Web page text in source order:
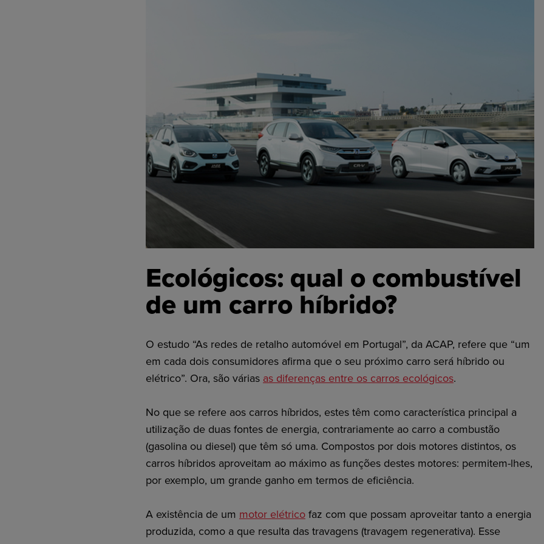
Ecológicos: qual o combustível
de um carro híbrido?
O estudo “As redes de retalho automóvel em Portugal”, da ACAP, refere que “um
em cada dois consumidores afirma que o seu próximo carro será híbrido ou
elétrico”. Ora, são várias as diferenças entre os carros ecológicos.
No que se refere aos carros híbridos, estes têm como característica principal a
utilização de duas fontes de energia, contrariamente ao carro a combustão
(gasolina ou diesel) que têm só uma. Compostos por dois motores distintos, os
carros híbridos aproveitam ao máximo as funções destes motores: permitem-lhes,
por exemplo, um grande ganho em termos de eficiência.
A existência de um motor elétrico faz com que possam aproveitar tanto a energia
produzida, como a que resulta das travagens (travagem regenerativa). Esse